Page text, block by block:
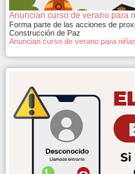
Anuncian curso de verano para
Forma parte de las acciones de
Construcción de Paz
Anuncian curso de verano para